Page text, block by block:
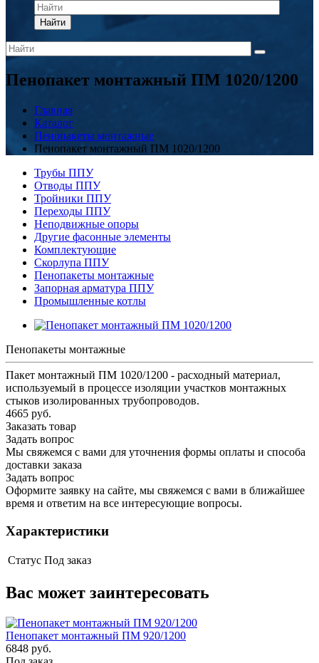
Найти
Пенопакет монтажный ПМ 1020/1200
Главная
Каталог
Пенопакеты монтажные
Пенопакет монтажный ПМ 1020/1200
Трубы ППУ
Отводы ППУ
Тройники ППУ
Переходы ППУ
Неподвижные опоры
Другие фасонные элементы
Комплектующие
Скорлупа ППУ
Пенопакеты монтажные
Запорная арматура ППУ
Промышленные котлы
Пенопакеты монтажные
Пакет монтажный ПМ 1020/1200 - расходный материал,
используемый в процессе изоляции участков монтажных
стыков изолированных трубопроводов.
4665 руб.
Заказать товар
Задать вопрос
Мы свяжемся с вами для уточнения формы оплаты и способа
доставки заказа
Задать вопрос
Оформите заявку на сайте, мы свяжемся с вами в ближайшее
время и ответим на все интересующие вопросы.
Характеристики
Статус Под заказ
Вас может заинтересовать
Пенопакет монтажный ПМ 920/1200
6848 руб.